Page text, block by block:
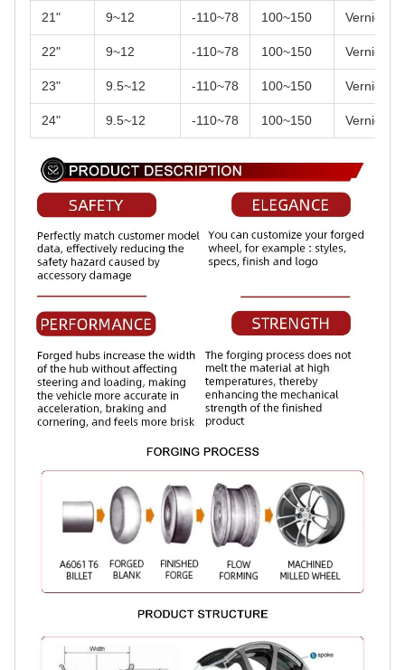
21" 9~12 -110~78 100~150 Vernice/
22" 9~12 -110~78 100~150 Vernice/
23" 9.5~12 -110~78 100~150 Vernice/
24" 9.5~12 -110~78 100~150 Vernice/